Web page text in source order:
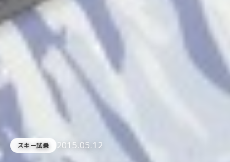
スキー試乗 2015.05.12